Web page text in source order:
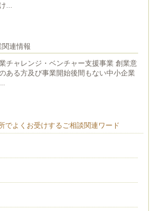
...
関連情報
チャレンジ・ベンチャー支援事業 創業意
ある方及び事業開始後間もない中小企業
でよくお受けするご相談関連ワード